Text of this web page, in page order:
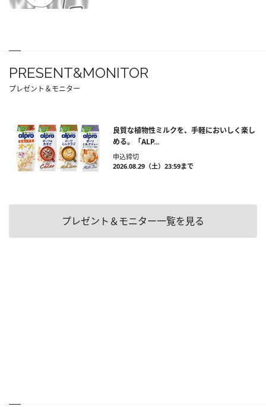
PRESENT&MONITOR
プレゼント＆モニター
良質な植物性ミルクを、手軽においしく楽し
める。「ALP...
申込締切
2026.08.29（土）23:59まで
プレゼント＆モニター一覧を見る